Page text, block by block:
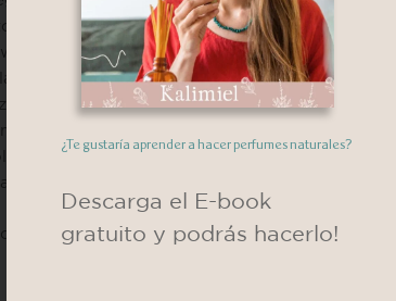
quimiotipo timol)
de China)
(canela corteza)
(palmarosa)
(tomillo quimiotipo geraniol)
fistulosa)
el embarazo son:
¿Te gustaría aprender a hacer perfumes naturales?
Descarga el E-book
gratuito y podrás hacerlo!